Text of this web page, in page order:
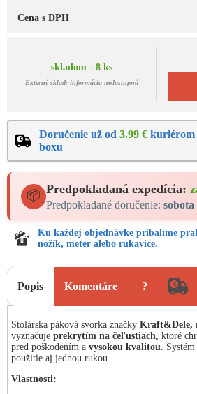
Cena s DPH
skladom - 8 ks
Externý sklad: informácia nedostupná
Doručenie už od 3.99 € kuriérom
boxu
📦 Predpokladaná expedícia:
Predpokladané doručenie: sobota
Ku každej objednávke pribalíme
nožík, meter alebo rukavice.
Popis Komentáre ?
Stolárska páková svorka značky Kraft&Dele,
vyznačuje prekrytím na čeľustiach, ktoré
pred poškodením a vysokou kvalitou.
použitie aj jednou rukou.
Vlastnosti: